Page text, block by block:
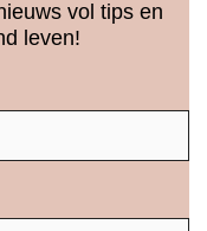
vol tips en
leven!